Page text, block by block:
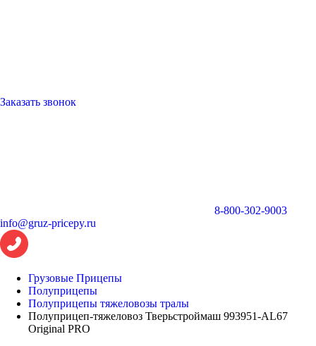
Заказать звонок
8-800-302-9003
info@gruz-pricepy.ru
Грузовые Прицепы
Полуприцепы
Полуприцепы тяжеловозы тралы
Полуприцеп-тяжеловоз Тверьстроймаш 993951-AL67
Original PRO